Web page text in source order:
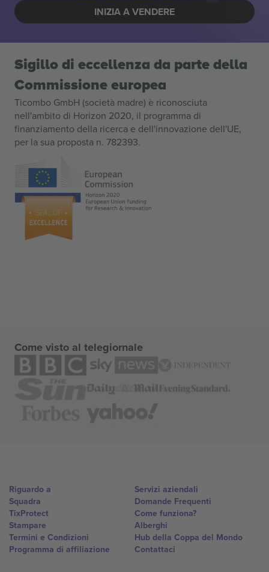
INIZIA A VENDERE
Sigillo di eccellenza da parte della
Commissione europea
Ticombo GmbH (società madre) è riconosciuta
nell'ambito di Horizon 2020, il programma di
finanziamento della ricerca e dell'innovazione dell'UE,
per la sua proposta n. 782393.
Come visto al telegiornale
Riguardo a
Squadra
TixProtect
Stampare
Termini e Condizioni
Programma di affiliazione
Servizi aziendali
Domande Frequenti
Come funziona?
Alberghi
Hub della Coppa del Mondo
Contattaci